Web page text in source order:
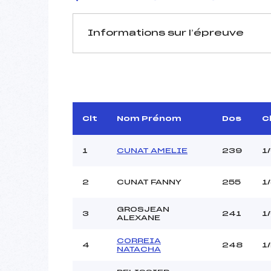
Informations sur l’épreuve
D.T Adjoint :
Dir. Epreuve :
Pénalité appliquée :
Catégorie :
Clt Nom Prénom Dos
1 CUNAT AMELIE 239
2 CUNAT FANNY 255
3
GROSJEAN
ALEXANE
241
4
CORREIA
NATACHA
248